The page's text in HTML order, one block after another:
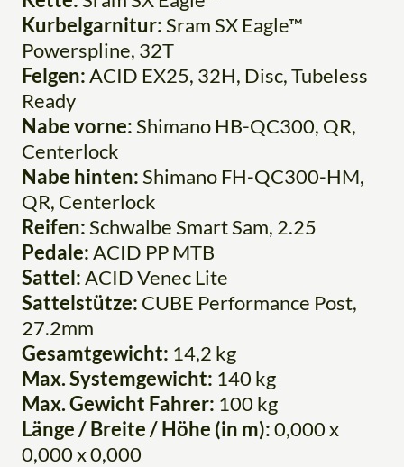
Kurbelgarnitur:Sram SX Eagle™
Powerspline, 32T
Felgen:ACID EX25, 32H, Disc, Tubeless
Ready
Nabe vorne:Shimano HB-QC300, QR,
Centerlock
Nabe hinten:Shimano FH-QC300-HM,
QR, Centerlock
Reifen:Schwalbe Smart Sam, 2.25
Pedale:ACID PP MTB
Sattel:ACID Venec Lite
Sattelstütze: CUBE Performance Post,
27.2mm
Gesamtgewicht: 14,2 kg
Max. Systemgewicht: 140 kg
Max. Gewicht Fahrer: 100 kg
Länge / Breite / Höhe (in m):0,000 x
0,000 x 0,000